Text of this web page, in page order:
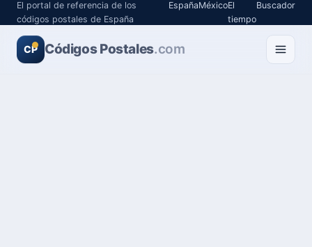
El portal de referencia de los
códigos postales de España
EspañaMéxicoEl
tiempo
Buscador
CP Códigos Postales.com